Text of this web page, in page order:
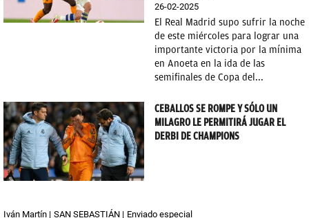
26-02-2025
El Real Madrid supo sufrir la noche
de este miércoles para lograr una
importante victoria por la mínima
en Anoeta en la ida de las
semifinales de Copa del...
CEBALLOS SE ROMPE Y SÓLO UN
MILAGRO LE PERMITIRÁ JUGAR EL
DERBI DE CHAMPIONS
Iván Martín SAN SEBASTIÁN
Enviado especial